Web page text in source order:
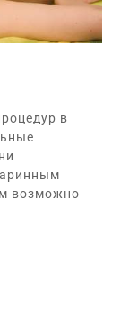
в
возможно